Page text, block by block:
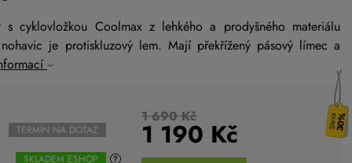
cyklovložkou Coolmax z lehkého a prodyšného materiálu
je protiskluzový lem. Mají překřížený pásový límec a
30%
TERMÍN NA DOTAZ
SKLADEM ESHOP
1 690 Kč
1 190 Kč